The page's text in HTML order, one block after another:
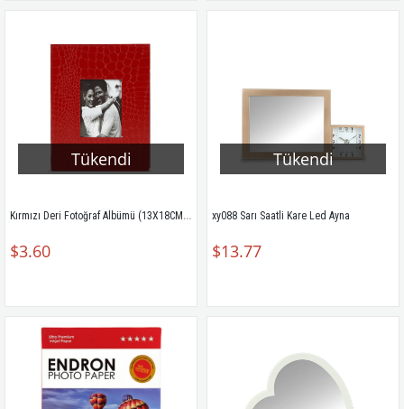
Tükendi
Kırmızı Deri Fotoğraf Albümü (13X18CM) 57100
$3.60
Tükendi
xy088 Sarı Saatli Kare Led Ayna
$13.77